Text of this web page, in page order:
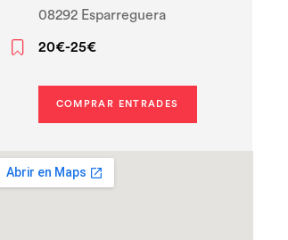
08292 Esparreguera
20€-25€
COMPRAR ENTRADES